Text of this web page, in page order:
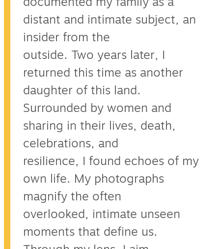
distant and intimate subject, an
insider from the
outside. Two years later, I
returned this time as another
daughter of this land.
Surrounded by women and
sharing in their lives, death,
celebrations, and
resilience, I found echoes of my
own life. My photographs
magnify the often
overlooked, intimate unseen
moments that define us.